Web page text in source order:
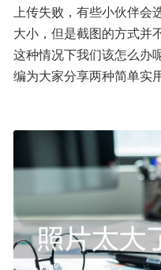
上传失败，有些小伙伴会
大小，但是截图的方式并
这种情况下我们该怎么办
编为大家分享两种简单实